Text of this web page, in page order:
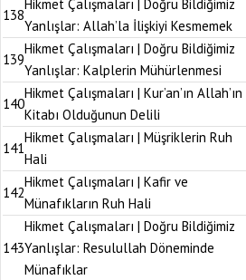
138
Hikmet Çalışmaları | Doğru Bildiğimiz
Yanlışlar: Allah’la İlişkiyi Kesmemek
139
Hikmet Çalışmaları | Doğru Bildiğimiz
Yanlışlar: Kalplerin Mühürlenmesi
140
Hikmet Çalışmaları | Kur’an’ın Allah’ın
Kitabı Olduğunun Delili
141
Hikmet Çalışmaları | Müşriklerin Ruh
Hali
142
Hikmet Çalışmaları | Kafir ve
Münafıkların Ruh Hali
143
Hikmet Çalışmaları | Doğru Bildiğimiz
Yanlışlar: Resulullah Döneminde
Münafıklar